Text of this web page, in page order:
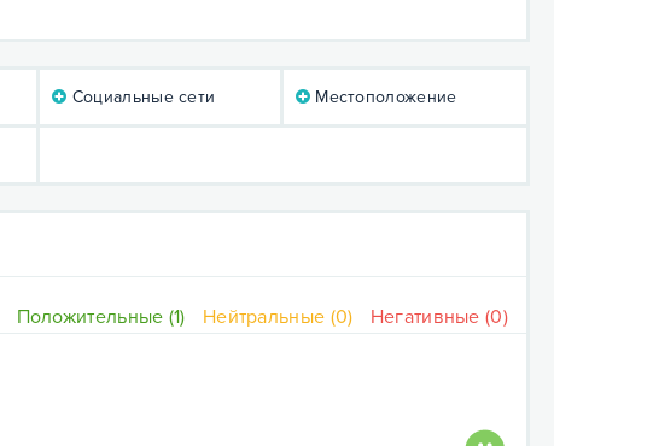
Социальные сети Местоположение
Положительные (1) Нейтральные (0) Негативные (0)